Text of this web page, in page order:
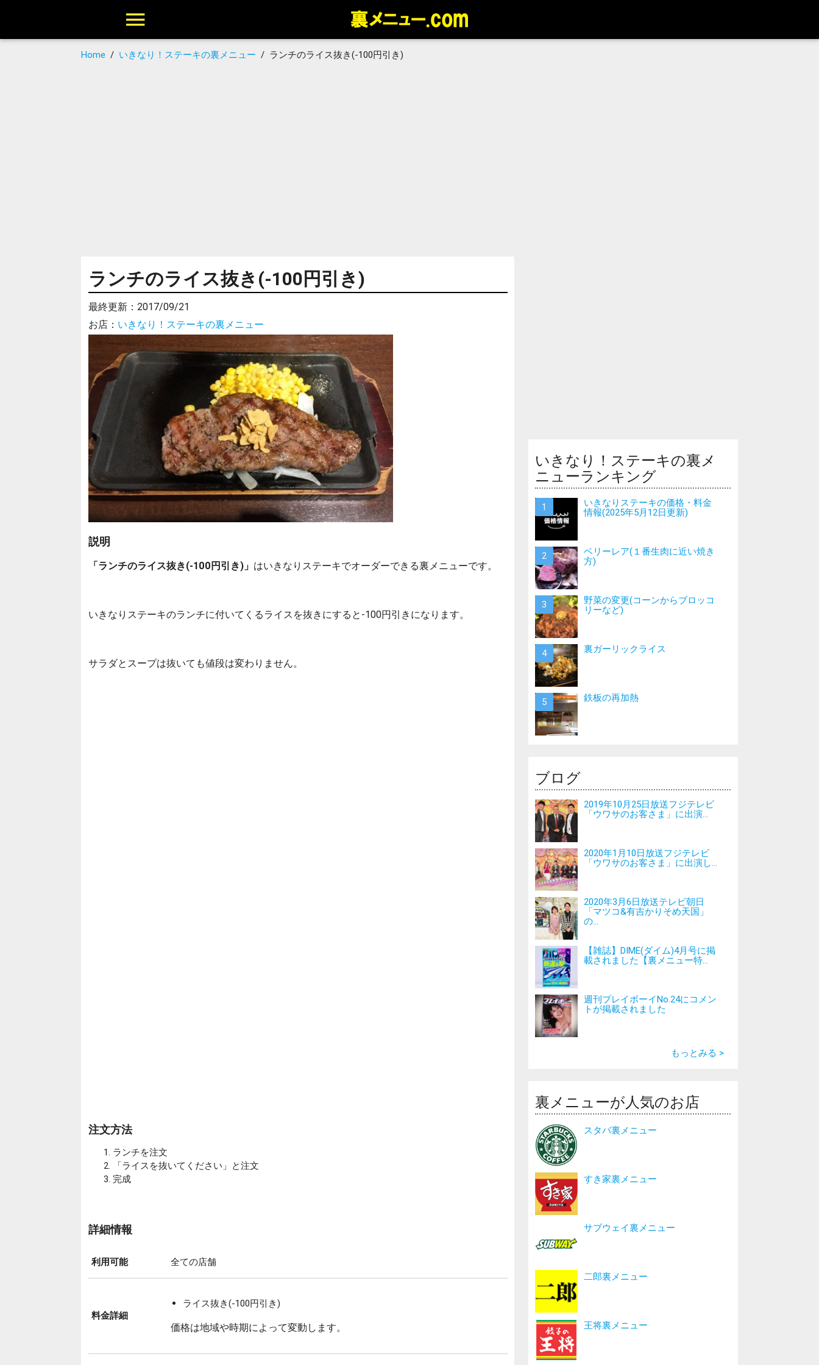
Home / いきなり！ステーキの裏メニュー / ランチのライス抜き(-100円引き)
ランチのライス抜き(-100円引き)
最終更新： 2017/09/21
お店： いきなり！ステーキの裏メニュー
説明
「ランチのライス抜き(-100円引き)」 はいきなりステーキでオーダーできる裏メニューです。
いきなりステーキのランチに付いてくるライスを抜きにすると-100円引きになります。
サラダとスープは抜いても値段は変わりません。
注文方法
ランチを注文
「ライスを抜いてください」と注文
完成
詳細情報
利用可能 全ての店舗
料金詳細
ライス抜き(-100円引き)
価格は地域や時期によって変動します。
いきなり！ステーキの裏メ
ニューランキング
いきなりステーキの価格・料金
情報(2025年5月12日更新)
ベリーレア(１番生肉に近い焼き
方)
野菜の変更(コーンからブロッコ
リーなど)
裏ガーリックライス
鉄板の再加熱
ブログ
2019年10月25日放送フジテレビ
「ウワサのお客さま」に出演...
2020年1月10日放送フジテレビ
「ウワサのお客さま」に出演し...
2020年3月6日放送テレビ朝日
「マツコ&有吉かりそめ天国」
の...
【雑誌】DIME(ダイム)4月号に掲
載されました【裏メニュー特...
週刊プレイボーイNo.24にコメン
トが掲載されました
もっとみる >
裏メニューが人気のお店
スタバ裏メニュー
すき家裏メニュー
サブウェイ裏メニュー
二郎裏メニュー
王将裏メニュー